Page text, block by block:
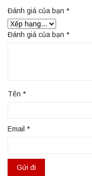
Đánh giá của bạn *
Đánh giá của bạn *
Tên *
Email *